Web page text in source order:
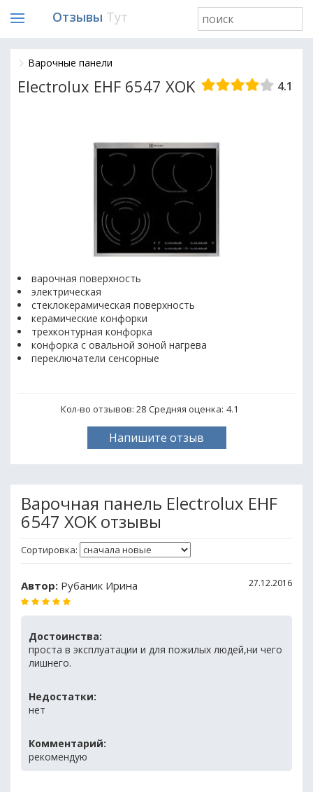
Отзывы Тут
Варочные панели
Electrolux EHF 6547 XOK 4.1
варочная поверхность
электрическая
стеклокерамическая поверхность
керамические конфорки
трехконтурная конфорка
конфорка с овальной зоной нагрева
переключатели сенсорные
Кол-во отзывов: 28 Средняя оценка: 4.1
Напишите отзыв
Варочная панель Electrolux EHF
6547 XOK отзывы
Сортировка:
Автор: Рубаник Ирина 27.12.2016
Достоинства:
проста в эксплуатации и для пожилых людей,ни чего
лишнего.
Недостатки:
нет
Комментарий:
рекомендую